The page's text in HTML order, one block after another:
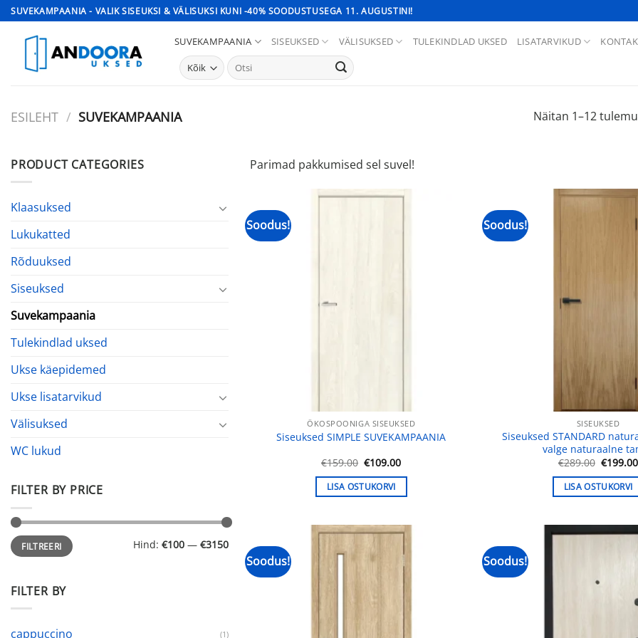
Skip
to
content
SUVEKAMPAANIA - VALIK SISEUKSI & VÄLISUKSI KUNI -40% SOODUSTUSEGA 11. AUGUSTINI!
SUVEKAMPAANIA SISEUKSED VÄLISUKSED TULEKINDLAD UKSED LISATARVIKUD
Otsi:
ESILEHT / SUVEKAMPAANIA Näitan 1–12
PRODUCT CATEGORIES
Klaasuksed
Lukukatted
Rõduuksed
Siseuksed
Suvekampaania
Tulekindlad uksed
Ukse käepidemed
Ukse lisatarvikud
Välisuksed
WC lukud
FILTER BY PRICE
Minimaalne
hind
Maksimaalne
hindFILTREERI Hind: €100 — €3150
FILTER BY
cappuccino (1)
Parimad pakkumised sel suvel!
Soodus!
ÖKOSPOONIGA SISEUKSED
Siseuksed SIMPLE SUVEKAMPAANIA
€159.00 Algne
oli:
€159.00.
€109.00Praegune
on:
LISA OSTUKORVI
Soodus!
SISEUKSED
Siseuksed STANDARD
valge naturaalne
€289.00 Algne
oli:
€289.00.
€199.00
LISA OSTUKORVI
Soodus! Soodus!